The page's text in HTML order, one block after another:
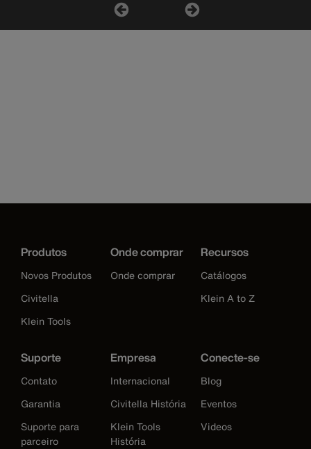
Produtos
Novos Produtos
Civitella
Klein Tools
Onde comprar
Onde comprar
Recursos
Catálogos
Klein A to Z
Suporte
Contato
Garantia
Suporte para
parceiro
Empresa
Internacional
Civitella História
Klein Tools
História
Conecte-se
Blog
Eventos
Videos